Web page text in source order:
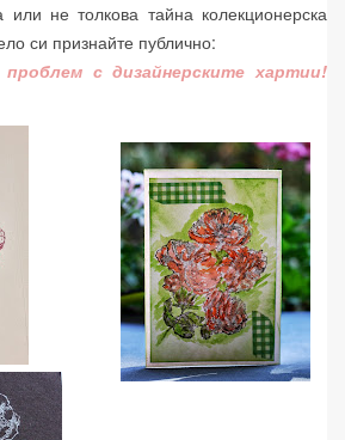
не толкова тайна колекционерска
си признайте публично:
с дизайнерските хартии!